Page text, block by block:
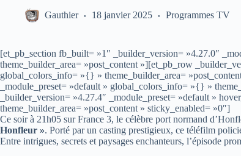
Gauthier 18 janvier 2025 Programmes TV
[et_pb_section fb_built= »1″ _builder_version= »4.27.0″
theme_builder_area= »post_content »][et_pb_row
global_colors_info= »{} » theme_builder_area=
_module_preset= »default » global_colors_info= »{} »
_builder_version= »4.27.4″ _module_preset= »default »
theme_builder_area= »post_content » sticky_enabled= »0″]
Ce soir à 21h05 sur France 3, le célèbre port normand
Honfleur ». Porté par un casting prestigieux, ce téléfilm
Entre intrigues, secrets et paysages enchanteurs, l’épisode